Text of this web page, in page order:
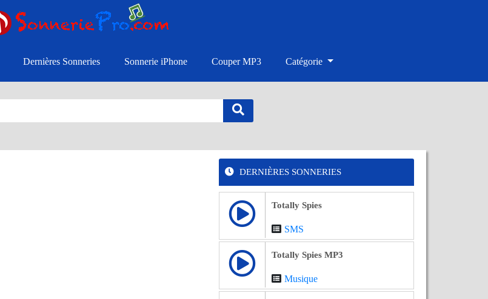
Dernières Sonneries Sonnerie iPhone Couper MP3 Catégorie
DERNIÈRES SONNERIES
Totally Spies
SMS
Totally Spies MP3
Musique